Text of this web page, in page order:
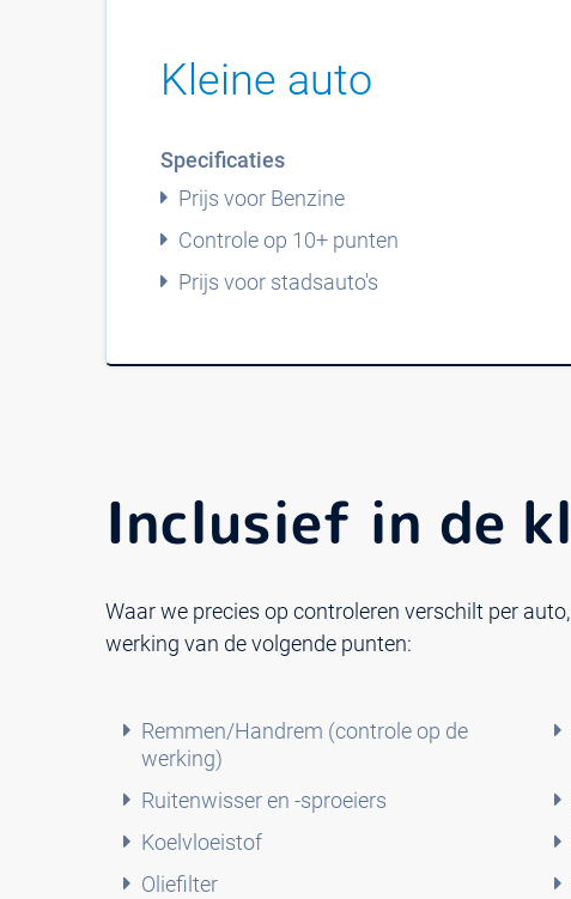
Kleine auto
Specificaties
Prijs voor Benzine
Controle op 10+ punten
Prijs voor stadsauto's
Inclusief in de
Waar we precies op controleren verschilt per
werking van de volgende punten:
Remmen/Handrem (controle op de
werking)
Ruitenwisser en -sproeiers
Koelvloeistof
Oliefilter